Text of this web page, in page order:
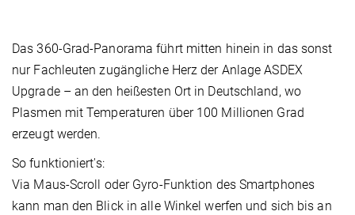
Das 360-Grad-Panorama führt mitten hinein in das sonst
nur Fachleuten zugängliche Herz der Anlage ASDEX
Upgrade – an den heißesten Ort in Deutschland, wo
Plasmen mit Temperaturen über 100 Millionen Grad
erzeugt werden.
So funktioniert's:
Via Maus-Scroll oder Gyro-Funktion des Smartphones
kann man den Blick in alle Winkel werfen und sich bis an